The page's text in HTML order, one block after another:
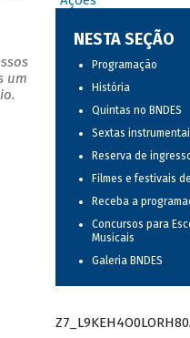
um
NESTA SEÇÃO
Programação
História
Quintas no BNDES
Sextas
Reserva de
Filmes e festivais
Receba a
Concursos para
Musicais
Galeria BNDES